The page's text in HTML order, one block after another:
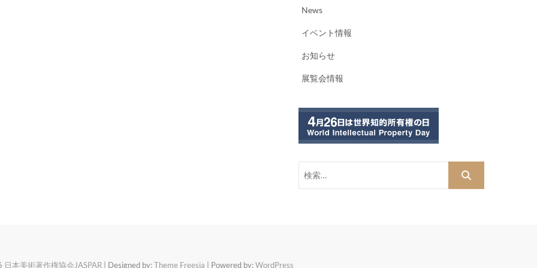
News
イベント情報
お知らせ
展覧会情報
日本美術著作権協会JASPAR| Designed by:Theme Freesia | Powered by:WordPress